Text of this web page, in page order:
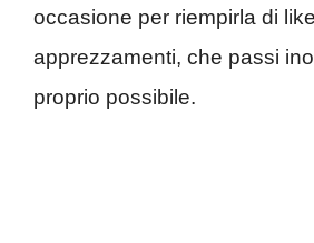
occasione per riempirla di
apprezzamenti, che passi
proprio possibile.